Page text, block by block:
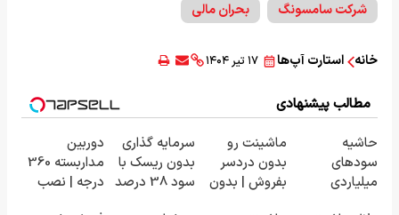
شرکت سامسونگ بحران مالی
خانه استارت آپ‌ها ۱۷ تیر ۱۴۰۴
مطالب پیشنهادی
حاشیه
سودهای
میلیاردی
ماشینت رو
بدون دردسر
بفروش | بدون
سرمایه گذاری
بدون ریسک با
سود 38 درصد
دوربین
مداربسته 360
درجه | نصب